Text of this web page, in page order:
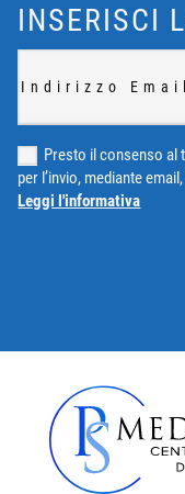
INSERISCI
Presto il consenso al
per l’invio, mediante
Leggi l'informativa